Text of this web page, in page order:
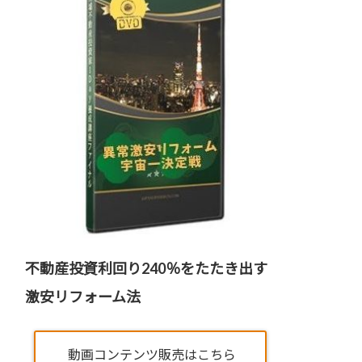
不動産投資利回り240％をたたき出す
激安リフォーム法
動画コンテンツ販売はこちら